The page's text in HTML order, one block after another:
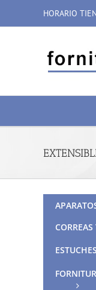
contenido
HORARIO